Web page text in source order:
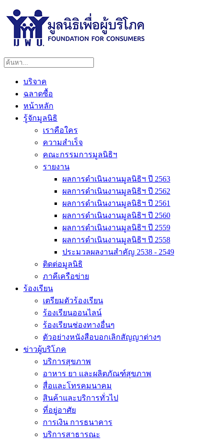
บริจาค
ฉลาดซื้อ
หน้าหลัก
รู้จักมูลนิธิ
เราคือใคร
ความสำเร็จ
คณะกรรมการมูลนิธิฯ
รายงาน
ผลการดำเนินงานมูลนิธิฯ ปี 2563
ผลการดำเนินงานมูลนิธิฯ ปี 2562
ผลการดำเนินงานมูลนิธิฯ ปี 2561
ผลการดำเนินงานมูลนิธิฯ ปี 2560
ผลการดำเนินงานมูลนิธิฯ ปี 2559
ผลการดำเนินงานมูลนิธิฯ ปี 2558
ประมวลผลงานสำคัญ 2538 - 2549
ติดต่อมูลนิธิ
ภาคีเครือข่าย
ร้องเรียน
เตรียมตัวร้องเรียน
ร้องเรียนออนไลน์
ร้องเรียนช่องทางอื่นๆ
ตัวอย่างหนังสือบอกเลิกสัญญาต่างๆ
ข่าวผู้บริโภค
บริการสุขภาพ
อาหาร ยา และผลิตภัณฑ์สุขภาพ
สื่อและโทรคมนาคม
สินค้าและบริการทั่วไป
ที่อยู่อาศัย
การเงิน การธนาคาร
บริการสาธารณะ